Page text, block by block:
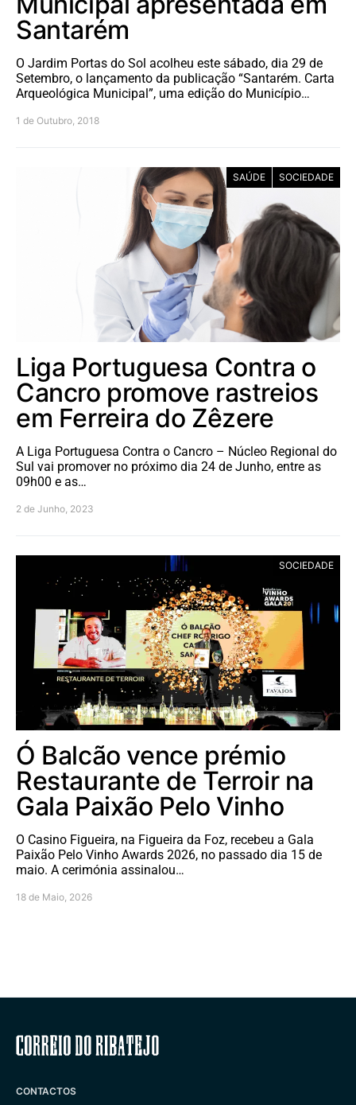
Santarém
O Jardim Portas do Sol acolheu este sábado, dia 29 de
Setembro, o lançamento da publicação “Santarém. Carta
Arqueológica Municipal”, uma edição do Município…
1 de Outubro, 2018
SAÚDE SOCIEDADE
Liga Portuguesa Contra o
Cancro promove rastreios
em Ferreira do Zêzere
A Liga Portuguesa Contra o Cancro – Núcleo Regional do
Sul vai promover no próximo dia 24 de Junho, entre as
09h00 e as…
2 de Junho, 2023
SOCIEDADE
Ó Balcão vence prémio
Restaurante de Terroir na
Gala Paixão Pelo Vinho
O Casino Figueira, na Figueira da Foz, recebeu a Gala
Paixão Pelo Vinho Awards 2026, no passado dia 15 de
maio. A cerimónia assinalou…
18 de Maio, 2026
Correio do Ribatejo
CONTACTOS